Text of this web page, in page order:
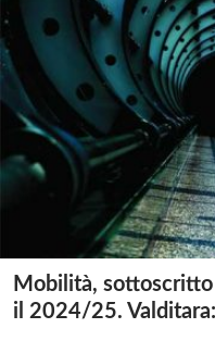
Mobilità,
il 2024/25.